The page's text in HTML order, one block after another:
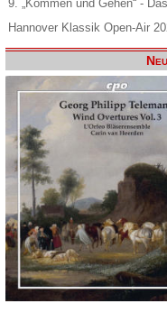
9. „Kommen und Gehen“ -
Hannover Klassik Open-Air